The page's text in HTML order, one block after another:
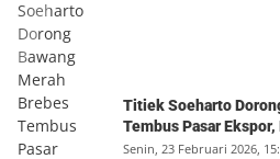
Titiek Soeharto
Tembus Pasar
Juta per Hektare
Senin, 23 Februari 2026,